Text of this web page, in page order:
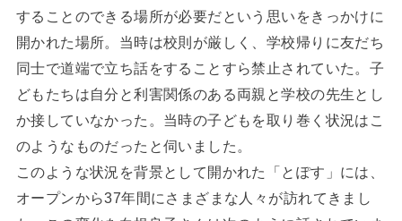
することのできる場所が必要だという思いをきっかけに
開かれた場所。当時は校則が厳しく、学校帰りに友だち
同士で道端で立ち話をすることすら禁止されていた。子
どもたちは自分と利害関係のある両親と学校の先生とし
か接していなかった。当時の子どもを取り巻く状況はこ
のようなものだったと伺いました。
このような状況を背景として開かれた「とぽす」には、
オープンから37年間にさまざまな人々が訪れてきまし